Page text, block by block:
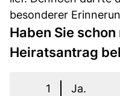
besonderer
Haben Sie schon
Heiratsantrag
1 Ja.